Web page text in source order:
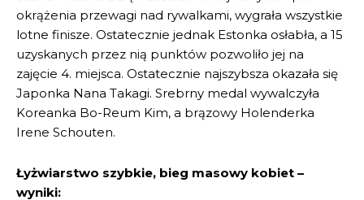
okrążenia przewagi nad rywalkami, wygrała wszystkie
lotne finisze. Ostatecznie jednak Estonka osłabła, a 15
uzyskanych przez nią punktów pozwoliło jej na
zajęcie 4. miejsca. Ostatecznie najszybsza okazała się
Japonka Nana Takagi. Srebrny medal wywalczyła
Koreanka Bo-Reum Kim, a brązowy Holenderka
Irene Schouten.
Łyżwiarstwo szybkie, bieg masowy kobiet –
wyniki: